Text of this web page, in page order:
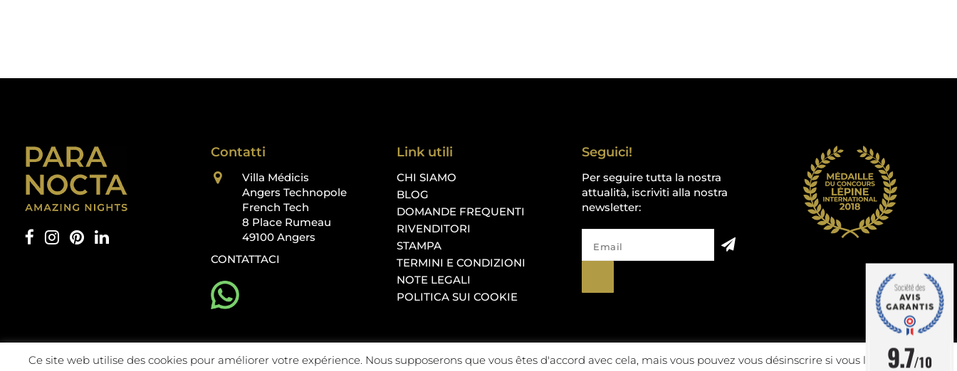
Contatti
Villa Médicis
Angers Technopole
French Tech
8 Place Rumeau
49100 Angers
CONTATTACI
Link utili
CHI SIAMO
BLOG
DOMANDE FREQUENTI
RIVENDITORI
STAMPA
TERMINI E CONDIZIONI
NOTE LEGALI
POLITICA SUI COOKIE
Seguici!
Per seguire tutta la nostra
attualità, iscriviti alla nostra
newsletter:
Ce site web utilise des cookies pour améliorer votre expérience. Nous supposerons que vous êtes d'accord avec cela, mais vous pouvez vous désinscrire si vous le souhaitez.
9.7/10